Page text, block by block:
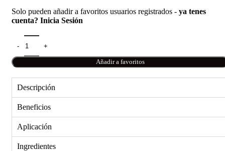
Solo pueden añadir a favoritos usuarios registrados - ya tenes
cuenta? Inicia Sesión
Añadir a favoritos
Descripción
Beneficios
Aplicación
Ingredientes